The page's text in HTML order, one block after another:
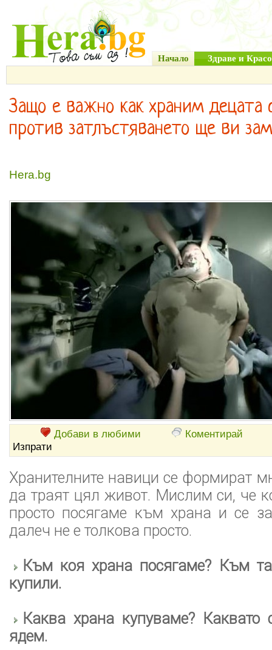
Начало Здраве и
Защо е важно как храним децата
против затлъстяването ще ви
Hera.bg
Добави в любими
Коментирай
Изпрати
Хранителните навици се формират
да траят цял живот. Мислим си, че
просто посягаме към храна и се
далеч не е толкова просто.
Към коя храна посягаме? Към
купили.
Каква храна купуваме? Каквато
ядем.